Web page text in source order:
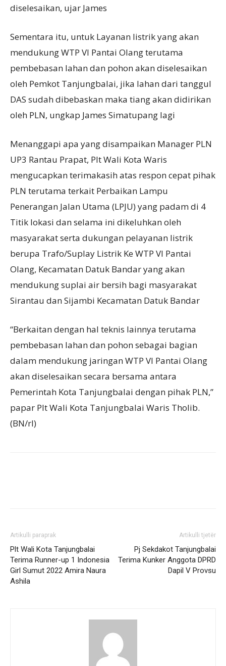
diselesaikan, ujar James
Sementara itu, untuk Layanan listrik yang akan
mendukung WTP VI Pantai Olang terutama
pembebasan lahan dan pohon akan diselesaikan
oleh Pemkot Tanjungbalai, jika lahan dari tanggul
DAS sudah dibebaskan maka tiang akan didirikan
oleh PLN, ungkap James Simatupang lagi
Menanggapi apa yang disampaikan Manager PLN
UP3 Rantau Prapat, Plt Wali Kota Waris
mengucapkan terimakasih atas respon cepat pihak
PLN terutama terkait Perbaikan Lampu
Penerangan Jalan Utama (LPJU) yang padam di 4
Titik lokasi dan selama ini dikeluhkan oleh
masyarakat serta dukungan pelayanan listrik
berupa Trafo/Suplay Listrik Ke WTP VI Pantai
Olang, Kecamatan Datuk Bandar yang akan
mendukung suplai air bersih bagi masyarakat
Sirantau dan Sijambi Kecamatan Datuk Bandar
“Berkaitan dengan hal teknis lainnya terutama
pembebasan lahan dan pohon sebagai bagian
dalam mendukung jaringan WTP VI Pantai Olang
akan diselesaikan secara bersama antara
Pemerintah Kota Tanjungbalai dengan pihak PLN,”
papar Plt Wali Kota Tanjungbalai Waris Tholib.
(BN/rl)
Artikulli paraprak
Plt Wali Kota Tanjungbalai
Terima Runner-up 1 Indonesia
Girl Sumut 2022 Amira Naura
Ashila
Artikulli tjetër
Pj Sekdakot Tanjungbalai
Terima Kunker Anggota DPRD
Dapil V Provsu